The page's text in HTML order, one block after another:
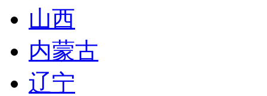
山西
内蒙古
辽宁